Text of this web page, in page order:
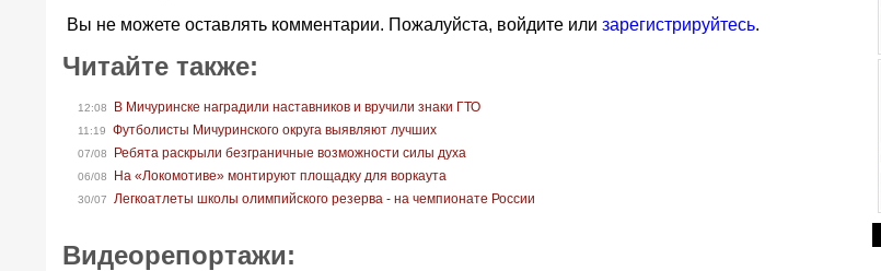
Вы не можете оставлять комментарии. Пожалуйста, войдите или зарегистрируйтесь.
Читайте также:
12:08 В Мичуринске наградили наставников и вручили знаки ГТО
11:19 Футболисты Мичуринского округа выявляют лучших
07/08 Ребята раскрыли безграничные возможности силы духа
06/08 На «Локомотиве» монтируют площадку для воркаута
30/07 Легкоатлеты школы олимпийского резерва - на чемпионате России
Видеорепортажи: